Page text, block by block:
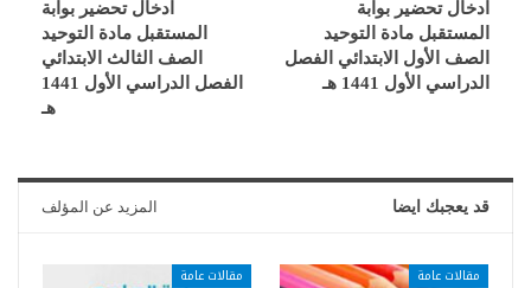
ادخال تحضير بوابة
المستقبل مادة التوحيد
الصف الأول الابتدائي الفصل
الدراسي الأول 1441 هـ
ادخال تحضير بوابة
المستقبل مادة التوحيد
الصف الثالث الابتدائي
الفصل الدراسي الأول 1441
هـ
قد يعجبك ايضا المزيد عن المؤلف
مقالات عامة مقالات عامة